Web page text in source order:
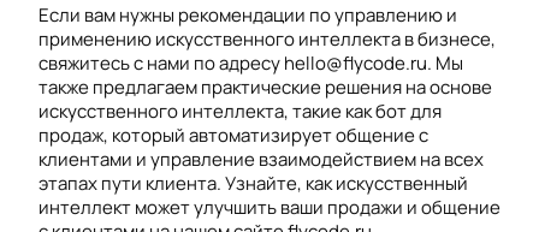
Если вам нужны рекомендации по управлению и
применению искусственного интеллекта в бизнесе,
свяжитесь с нами по адресу hello@flycode.ru. Мы
также предлагаем практические решения на основе
искусственного интеллекта, такие как бот для
продаж, который автоматизирует общение с
клиентами и управление взаимодействием на всех
этапах пути клиента. Узнайте, как искусственный
интеллект может улучшить ваши продажи и общение